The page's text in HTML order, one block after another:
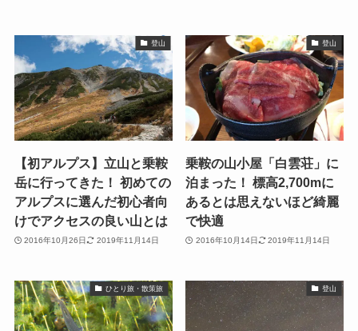
登山
【初アルプス】立山と乗鞍
岳に行ってきた！ 初めての
アルプスに選んだ初心者向
けでアクセスの良い山とは
2016年10月26日 2019年11月14日
登山
乗鞍の山小屋「白雲荘」に
泊まった！ 標高2,700mに
あるとは思えないほど綺麗
で快適
2016年10月14日 2019年11月14日
ひとり旅・散策旅 登山